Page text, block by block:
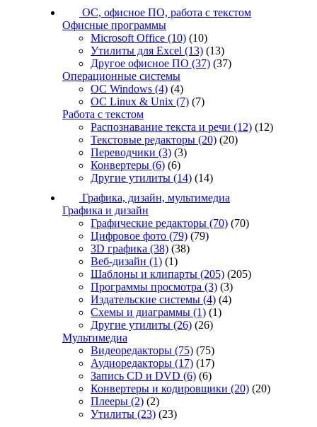
ОС, офисное ПО, работа с текстом
Офисные программы
Microsoft Office (10) (10)
Утилиты для Excel (13) (13)
Другое офисное ПО (37) (37)
Операционные системы
ОС Windows (4) (4)
ОС Linux & Unix (7) (7)
Работа с текстом
Распознавание текста и речи (12) (12)
Текстовые редакторы (20) (20)
Переводчики (3) (3)
Конвертеры (6) (6)
Другие утилиты (14) (14)
Графика, дизайн, мультимедиа
Графика и дизайн
Графические редакторы (70) (70)
Цифровое фото (79) (79)
3D графика (38) (38)
Веб-дизайн (1) (1)
Шаблоны и клипарты (205) (205)
Программы просмотра (3) (3)
Издательские системы (4) (4)
Схемы и диаграммы (1) (1)
Другие утилиты (26) (26)
Мультимедиа
Видеоредакторы (75) (75)
Аудиоредакторы (17) (17)
Запись CD и DVD (6) (6)
Конвертеры и кодировщики (20) (20)
Плееры (2) (2)
Утилиты (23) (23)